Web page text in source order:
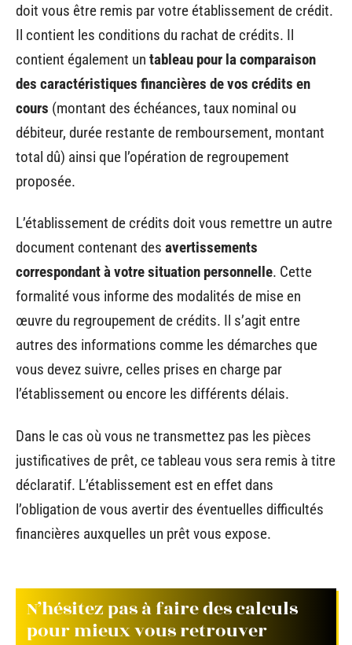
doit vous être remis par votre établissement de crédit.
Il contient les conditions du rachat de crédits. Il
contient également un tableau pour la comparaison
des caractéristiques financières de vos crédits en
cours (montant des échéances, taux nominal ou
débiteur, durée restante de remboursement, montant
total dû) ainsi que l’opération de regroupement
proposée.
L’établissement de crédits doit vous remettre un autre
document contenant des avertissements
correspondant à votre situation personnelle. Cette
formalité vous informe des modalités de mise en
œuvre du regroupement de crédits. Il s’agit entre
autres des informations comme les démarches que
vous devez suivre, celles prises en charge par
l’établissement ou encore les différents délais.
Dans le cas où vous ne transmettez pas les pièces
justificatives de prêt, ce tableau vous sera remis à titre
déclaratif. L’établissement est en effet dans
l’obligation de vous avertir des éventuelles difficultés
financières auxquelles un prêt vous expose.
N’hésitez pas à faire des calculs
pour mieux vous retrouver